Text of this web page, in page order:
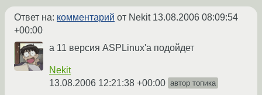
Ответ на: комментарий от Nekit 13.08.2006 08:09:54
+00:00
а 11 версия ASPLinux'а подойдет
Nekit
13.08.2006 12:21:38 +00:00 автор топика